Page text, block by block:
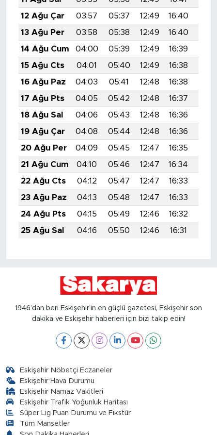
12 Ağu Çar
03:57 05:37 12:49 16:40
13 Ağu Per
03:58 05:38 12:49 16:40
14 Ağu Cum
04:00 05:39 12:49 16:39
15 Ağu Cts
04:01 05:40 12:49 16:38
16 Ağu Paz
04:03 05:41 12:48 16:38
17 Ağu Pts
04:05 05:42 12:48 16:37
18 Ağu Sal
04:06 05:43 12:48 16:36
19 Ağu Çar
04:08 05:44 12:48 16:36
20 Ağu Per
04:09 05:45 12:47 16:35
21 Ağu Cum
04:10 05:46 12:47 16:34
22 Ağu Cts
04:12 05:47 12:47 16:33
23 Ağu Paz
04:13 05:48 12:47 16:33
24 Ağu Pts
04:15 05:49 12:46 16:32
25 Ağu Sal
04:16 05:50 12:46 16:31
1946’dan beri Eskişehir’in en güçlü gazetesi, Eskişehir son
dakika ve Eskişehir haberleri için bizi takip edin!
Eskişehir Nöbetçi Eczaneler
Eskişehir Hava Durumu
Eskişehir Namaz Vakitleri
Eskişehir Trafik Yoğunluk Haritası
Süper Lig Puan Durumu ve Fikstür
Tüm Manşetler